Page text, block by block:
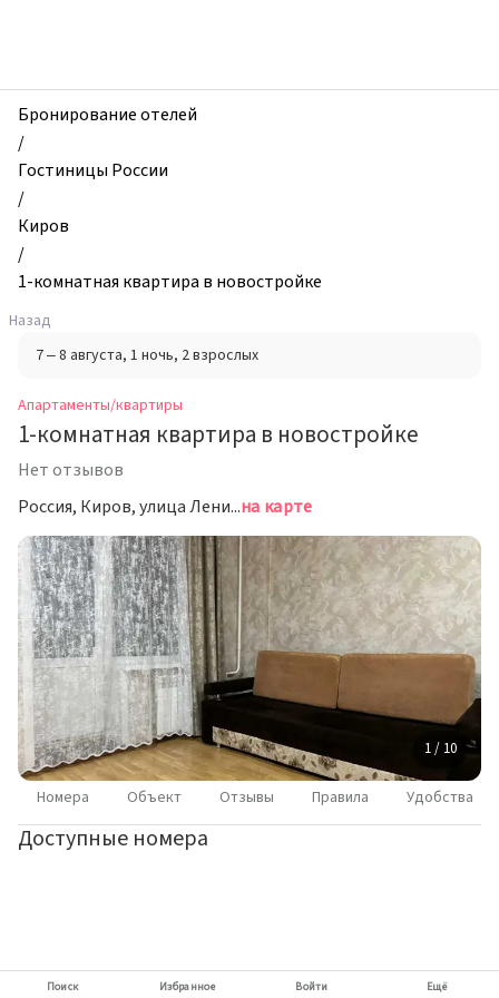
и
квартиры,
1-
комнатная
квартира
новостройке,
Киров,
Россия
Бронирование отелей
/
Гостиницы России
/
Киров
/
1-комнатная квартира в новостройке
Назад
7 – 8 августа, 1 ночь, 2 взрослых
Апартаменты/квартиры
1-комнатная квартира в новостройке
Нет отзывов
Россия, Киров, улица Ленина, 191на карте
1 / 10
Номера Объект Отзывы Правила Удобства
Доступные номера
Поиск Избранное Войти Ещё